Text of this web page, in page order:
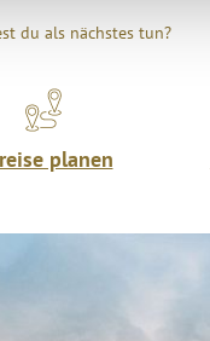
du als nächstes tun?
planen